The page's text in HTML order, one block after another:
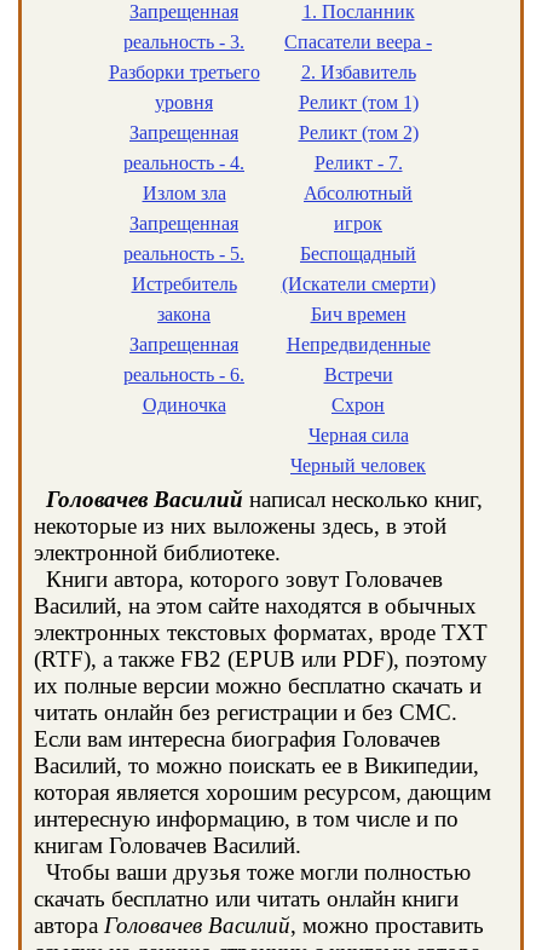
Запрещенная
реальность - 3.
Разборки третьего
уровня
Запрещенная
реальность - 4.
Излом зла
Запрещенная
реальность - 5.
Истребитель
закона
Запрещенная
реальность - 6.
Одиночка
1. Посланник
Спасатели веера -
2. Избавитель
Реликт (том 1)
Реликт (том 2)
Реликт - 7.
Абсолютный
игрок
Беспощадный
(Искатели смерти)
Бич времен
Непредвиденные
Встречи
Схрон
Черная сила
Черный человек
Головачев Василий написал несколько книг,
некоторые из них выложены здесь, в этой
электронной библиотеке.
Книги автора, которого зовут Головачев
Василий, на этом сайте находятся в обычных
электронных текстовых форматах, вроде TXT
(RTF), а также FB2 (EPUB или PDF), поэтому
их полные версии можно бесплатно скачать и
читать онлайн без регистрации и без СМС.
Если вам интересна биография Головачев
Василий, то можно поискать ее в Википедии,
которая является хорошим ресурсом, дающим
интересную информацию, в том числе и по
книгам Головачев Василий.
Чтобы ваши друзья тоже могли полностью
скачать бесплатно или читать онлайн книги
автора Головачев Василий, можно проставить